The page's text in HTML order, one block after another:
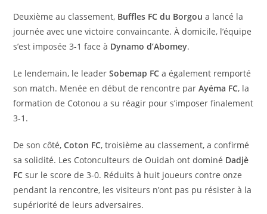
Deuxième au classement, Buffles FC du Borgou a lancé la
journée avec une victoire convaincante. À domicile, l’équipe
s’est imposée 3-1 face à Dynamo d’Abomey.
Le lendemain, le leaderSobemap FC a également remporté
son match. Menée en début de rencontre parAyéma FC, la
formation de Cotonou a su réagir pour s’imposer finalement
3-1.
De son côté,Coton FC, troisième au classement, a confirmé
sa solidité. Les Cotonculteurs de Ouidah ont dominé Dadjè
FC sur le score de 3-0. Réduits à huit joueurs contre onze
pendant la rencontre, les visiteurs n’ont pas pu résister à la
supériorité de leurs adversaires.